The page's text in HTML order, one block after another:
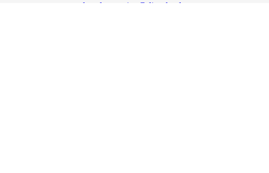
kundenservice@die-vhs.de